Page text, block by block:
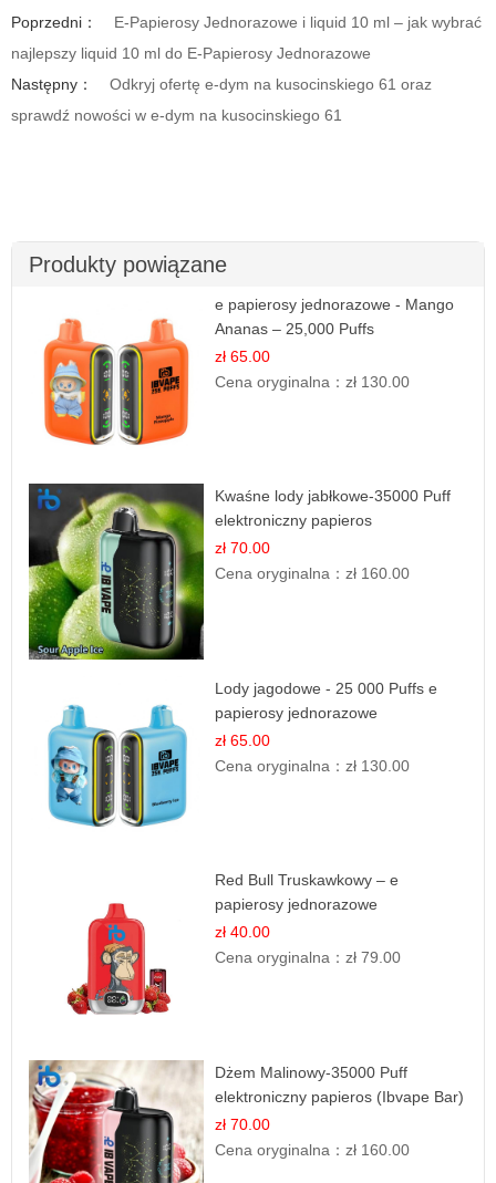
Poprzedni：
E-Papierosy Jednorazowe i liquid 10 ml – jak wybrać
najlepszy liquid 10 ml do E-Papierosy Jednorazowe
Następny：
Odkryj ofertę e-dym na kusocinskiego 61 oraz
sprawdź nowości w e-dym na kusocinskiego 61
Produkty powiązane
e papierosy jednorazowe - Mango
Ananas – 25,000 Puffs
zł 65.00
Cena oryginalna：zł 130.00
Kwaśne lody jabłkowe-35000 Puff
elektroniczny papieros
zł 70.00
Cena oryginalna：zł 160.00
Lody jagodowe - 25 000 Puffs e
papierosy jednorazowe
zł 65.00
Cena oryginalna：zł 130.00
Red Bull Truskawkowy – e
papierosy jednorazowe
zł 40.00
Cena oryginalna：zł 79.00
Dżem Malinowy-35000 Puff
elektroniczny papieros (Ibvape Bar)
zł 70.00
Cena oryginalna：zł 160.00